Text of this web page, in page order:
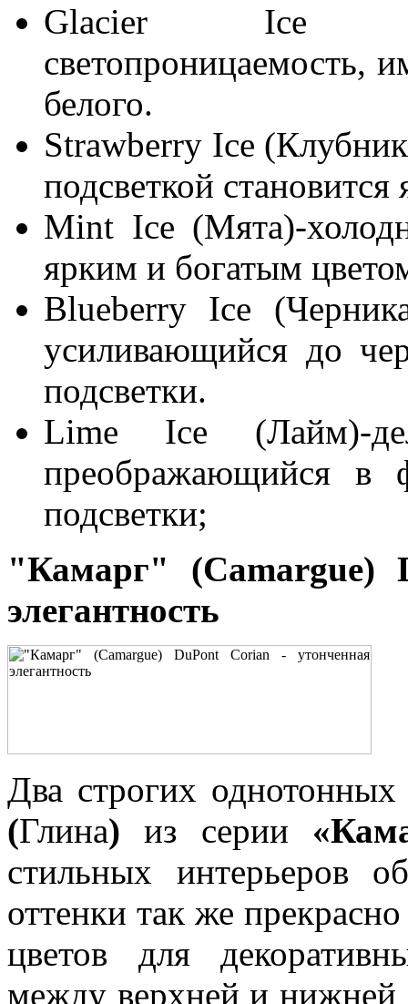
Glacier Ice
светопроницаемость,
белого.
Strawberry Ice
подсветкой
Mint Ice (Мята)-
ярким и богатым
Blueberry Ice
усиливающийся до
подсветки.
Lime Ice (Лайм)-
преображающийся в
подсветки;
"Камарг" (Camargue)
элегантность
Два строгих
(Глина) из серии
стильных интерьеров
оттенки так же
цветов для
между верхней и нижней